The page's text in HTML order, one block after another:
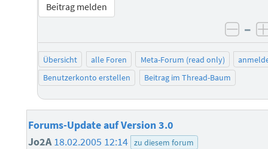
Beitrag melden
–
Übersicht alle Foren Meta-Forum (read only)
Benutzerkonto erstellen
Beitrag im Thread-Baum
Forums-Update auf Version 3.0
Jo2A18.02.2005 12:14 zu diesem forum